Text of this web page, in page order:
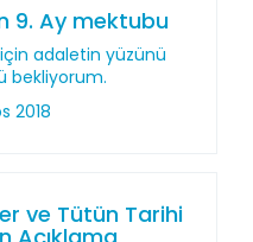
9. Ay mektubu
adaletin yüzünü
bekliyorum.
2018
ve Tütün Tarihi